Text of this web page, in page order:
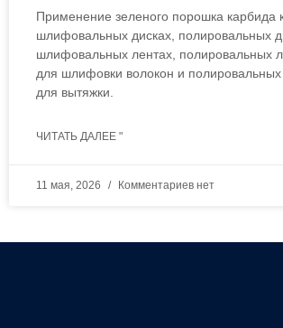
Применение зеленого порошка карбида
шлифовальных дисках, полировальных
шлифовальных лентах, полировальных
для шлифовки волокон и полировальных
для вытяжки.
ЧИТАТЬ ДАЛЕЕ "
11 мая, 2026 Комментариев нет